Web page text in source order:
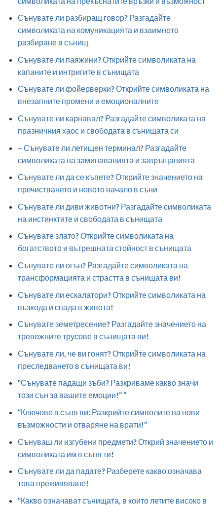
Сънувате ли разбиращ говор? Разгадайте
символиката на комуникацията и взаимното
разбиране в сънищ
Сънувате ли паяжини? Открийте символиката на
капаните и интригите в сънищата
Сънувате ли фойерверки? Открийте символиката на
внезапните промени и емоционалните
Сънувате ли карнавал? Разгадайте символиката на
празничния хаос и свободата в сънищата си
– Сънувате ли летищен терминал? Разгадайте
символиката на заминаванията и завръщанията
Сънувате ли да се къпете? Открийте значението на
пречистването и новото начало в съни
Сънувате ли диви животни? Разгадайте символиката
на инстинктите и свободата в сънищата
Сънувате злато? Открийте символиката на
богатството и вътрешната стойност в сънищата
Сънувате ли огън? Разгадайте символиката на
трансформацията и страстта в сънищата ви!
Сънувате ли ескалатори? Открийте символиката на
възхода и спада в живота!
Сънувате земетресение? Разгадайте значението на
тревожните трусове в сънищата ви!
Сънувате ли, че ви гонят? Открийте символиката на
преследването в сънищата ви!
“Сънувате падащи зъби? Разкриваме какво значи
този сън за вашите емоции!” “
“Ключове в съня ви: Разкрийте символите на нови
възможности и отваряне на врати!”
Сънуваш ли изгубени предмети? Открий значението и
символиката им в съня ти!
Сънувате ли да падате? Разберете какво означава
това преживяване!
“Какво означават сънищата, в които летите високо в